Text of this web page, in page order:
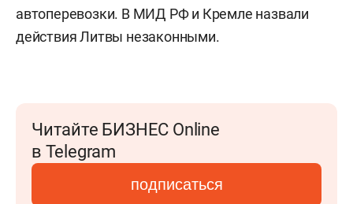
автоперевозки. В МИД РФ и Кремле назвали
действия Литвы незаконными.
Читайте БИЗНЕС Online
в Telegram
подписаться